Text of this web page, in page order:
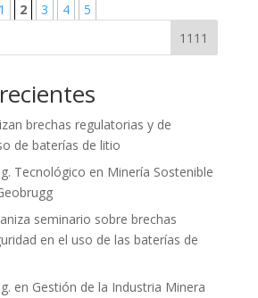
1 2 3 4
5
1111
brechas regulatorias y de
de baterías de litio
Tecnológico en Minería Sostenible
seminario sobre brechas
en el uso de las baterías de
en Gestión de la Industria Minera